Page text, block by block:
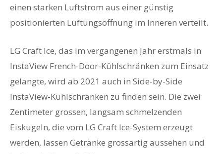
einen starken Luftstrom aus einer günstig
positionierten Lüftungsöffnung im Inneren verteilt.
LG Craft Ice, das im vergangenen Jahr erstmals in
InstaView French-Door-Kühlschränken zum Einsatz
gelangte, wird ab 2021 auch in Side-by-Side
InstaView-Kühlschränken zu finden sein. Die zwei
Zentimeter grossen, langsam schmelzenden
Eiskugeln, die vom LG Craft Ice-System erzeugt
werden, lassen Getränke grossartig aussehen und